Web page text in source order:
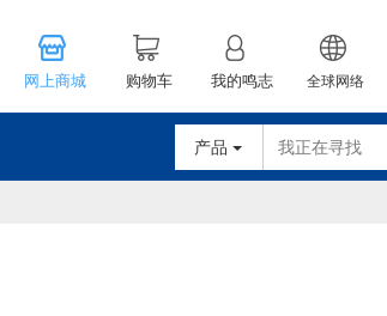
网上商城 购物车 我的鸣志 全球网络
产品